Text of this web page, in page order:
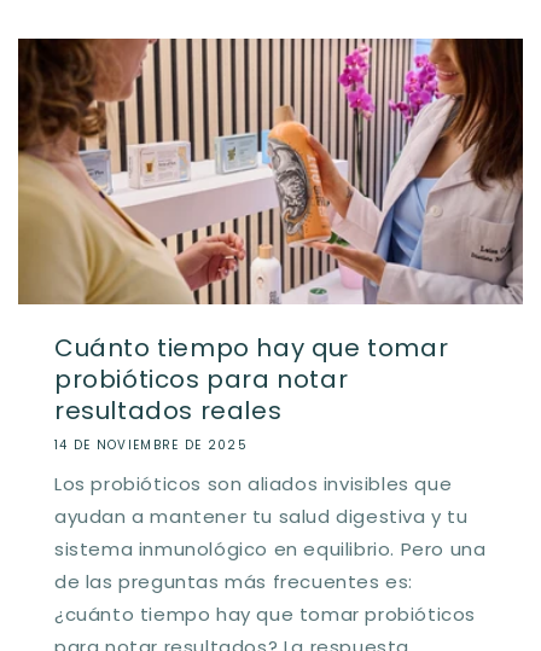
Cuánto tiempo hay que tomar
probióticos para notar
resultados reales
14 DE NOVIEMBRE DE 2025
Los probióticos son aliados invisibles que
ayudan a mantener tu salud digestiva y tu
sistema inmunológico en equilibrio. Pero una
de las preguntas más frecuentes es:
¿cuánto tiempo hay que tomar probióticos